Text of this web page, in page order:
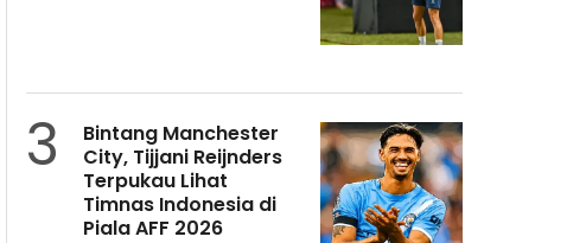
3
Bintang Manchester
City, Tijjani Reijnders
Terpukau Lihat
Timnas Indonesia di
Piala AFF 2026